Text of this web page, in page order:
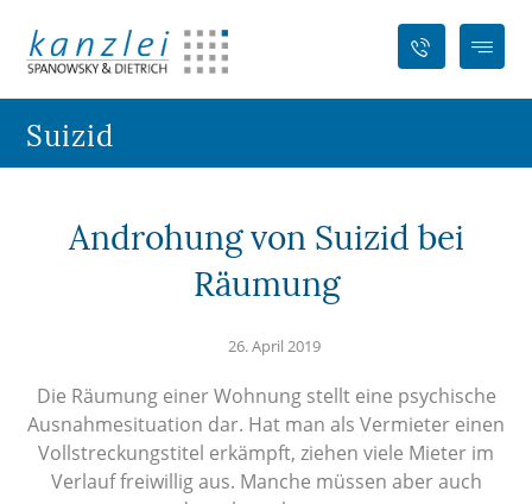
Suizid
Androhung von Suizid bei
Räumung
26. April 2019
Die Räumung einer Wohnung stellt eine psychische
Ausnahmesituation dar. Hat man als Vermieter einen
Vollstreckungstitel erkämpft, ziehen viele Mieter im
Verlauf freiwillig aus. Manche müssen aber auch